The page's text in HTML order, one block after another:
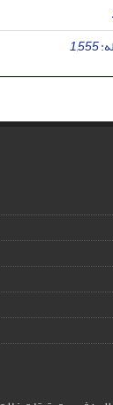
1,555